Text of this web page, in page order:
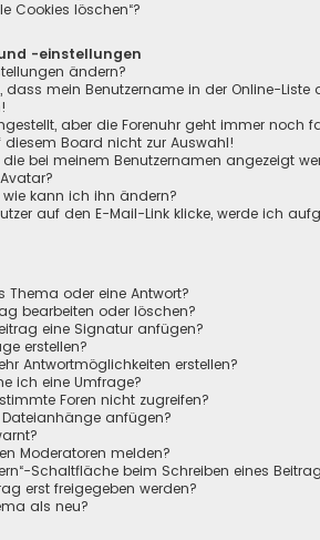
Cookies löschen“?
-einstellungen
ändern?
dass mein Benutzername in der Online-Liste
aber die Forenuhr geht immer noch
diesem Board nicht zur Auswahl!
bei meinem Benutzernamen angezeigt
kann ich ihn ändern?
auf den E-Mail-Link klicke, werde ich
Thema oder eine Antwort?
bearbeiten oder löschen?
eine Signatur anfügen?
erstellen?
Antwortmöglichkeiten erstellen?
ich eine Umfrage?
Foren nicht zugreifen?
anfügen?
Moderatoren melden?
Schaltfläche beim Schreiben eines
erst freigegeben werden?
als neu?